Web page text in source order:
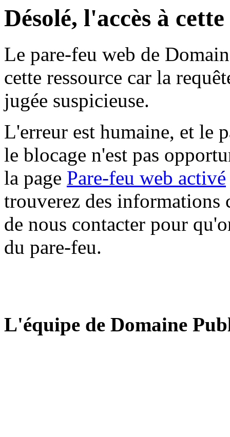
Désolé, l'accès à
Le pare-feu web de
cette ressource car la
jugée suspicieuse.
L'erreur est humaine, et le
le blocage n'est pas
la page Pare-feu web activé
trouverez des informations
de nous contacter pour
du pare-feu.
L'équipe de Domaine